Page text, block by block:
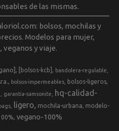
de las mismas.
bolsos, mochilas y
Modelos para mujer,
veganos y viaje.
[bolsos-kcb] bandolera-regulable
bolsos-impermeables bolsos-ligeros
garantia-samsonite
hq-calidad-
ligero mochila-urbana
modelo-
vegano-100%